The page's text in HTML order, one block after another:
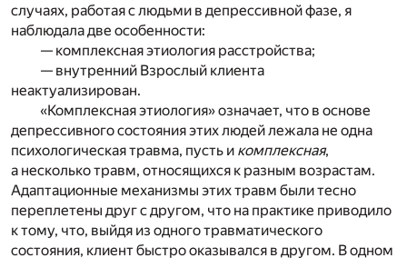
случаях, работая с людьми в депрессивной фазе, я
наблюдала две особенности:
— комплексная этиология расстройства;
— внутренний Взрослый клиента
неактуализирован.
«Комплексная этиология» означает, что в основе
депрессивного состояния этих людей лежала не одна
психологическая травма, пусть и комплексная,
а несколько травм, относящихся к разным возрастам.
Адаптационные механизмы этих травм были тесно
переплетены друг с другом, что на практике приводило
к тому, что, выйдя из одного травматического
состояния, клиент быстро оказывался в другом. В одном